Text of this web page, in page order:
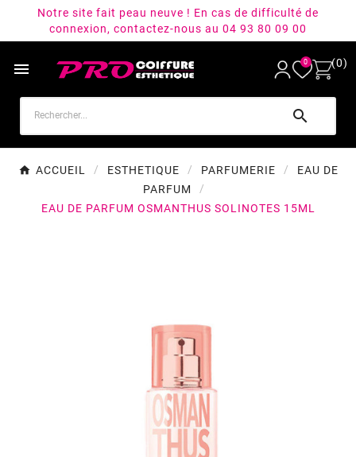
Notre site fait peau neuve ! En cas de difficulté de
connexion, contactez-nous au 04 93 80 09 00
 0 (0)

ACCUEIL ESTHETIQUE PARFUMERIE
EAU DE
PARFUM
EAU DE PARFUM OSMANTHUS SOLINOTES 15ML